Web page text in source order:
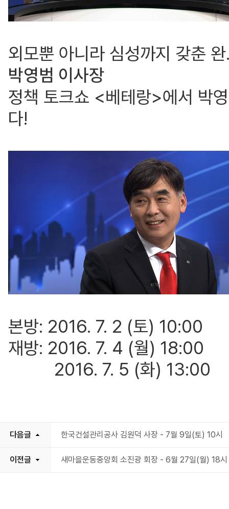
외모뿐 아니라 심성까지 갖춘
박영범 이사장
정책 토크쇼 <베테랑>에서 박
다!
본방: 2016. 7. 2 (토) 10:00
재방: 2016. 7. 4 (월) 18:00
2016. 7. 5 (화) 13:00
다음글 한국건설관리공사 김원덕 사장 - 7월 9일(토) 10시
이전글 새마을운동중앙회 소진광 회장 - 6월 27일(월) 18시